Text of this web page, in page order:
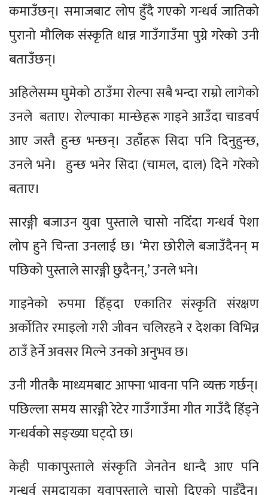
कमाउँछन्। समाजबाट लोप हुँदै गएको गन्धर्व जातिको
पुरानो मौलिक संस्कृति धान्न गाउँगाउँमा पुग्ने गरेको उनी
बताउँछन्।
अहिलेसम्म घुमेको ठाउँमा रोल्पा सबै भन्दा राम्रो लागेको
उनले बताए। रोल्पाका मान्छेहरू गाइने आउँदा चाडवर्प
आए जस्तै हुन्छ भन्छन्। उहाँहरू सिदा पनि दिनुहुन्छ,
उनले भने। हुन्छ भनेर सिदा (चामल, दाल) दिने गरेको
बताए।
सारङ्गी बजाउन युवा पुस्ताले चासो नदिँदा गन्धर्व पेशा
लोप हुने चिन्ता उनलाई छ। ‘मेरा छोरीले बजाउँदैनन् म
पछिको पुस्ताले सारङ्गी छुदैनन्,’ उनले भने।
गाइनेको रुपमा हिँड्दा एकातिर संस्कृति संरक्षण
अर्कोतिर रमाइलो गरी जीवन चलिरहने र देशका विभिन्न
ठाउँ हेर्ने अवसर मिल्ने उनको अनुभव छ।
उनी गीतकै माध्यमबाट आफ्ना भावना पनि व्यक्त गर्छन्।
पछिल्ला समय सारङ्गी रेटेर गाउँगाउँमा गीत गाउँदै हिँड्ने
गन्धर्वको सङ्ख्या घट्दो छ।
केही पाकापुस्ताले संस्कृति जेनतेन धान्दै आए पनि